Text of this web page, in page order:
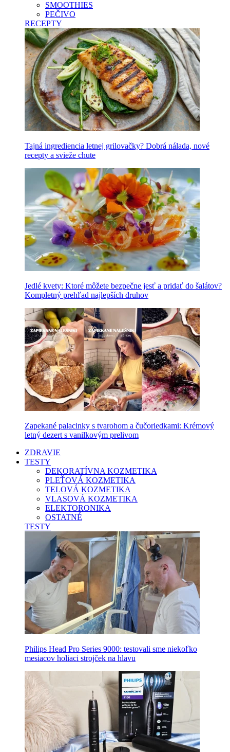
SMOOTHIES
PEČIVO
RECEPTY
Tajná ingrediencia letnej grilovačky? Dobrá nálada, nové
recepty a svieže chute
Jedlé kvety: Ktoré môžete bezpečne jesť a pridať do šalátov?
Kompletný prehľad najlepších druhov
Zapekané palacinky s tvarohom a čučoriedkami: Krémový
letný dezert s vanilkovým prelivom
ZDRAVIE
TESTY
DEKORATÍVNA KOZMETIKA
PLEŤOVÁ KOZMETIKA
TELOVÁ KOZMETIKA
VLASOVÁ KOZMETIKA
ELEKTORONIKA
OSTATNÉ
TESTY
Philips Head Pro Series 9000: testovali sme niekoľko
mesiacov holiaci strojček na hlavu